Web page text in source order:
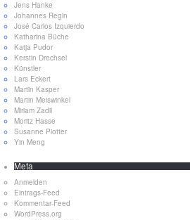
Jens Hanke
Johannes Regin
José Carlos Izquierdo
Katharina Büche
Katja Pudor
Kerstin Drechsel
Künstler
Lars Eckert
Martin Kasper
Martin Meiswinkel
Miriam Zadil
Moritz Hasse
Susanne Piotter
Yin Meng
Meta
Anmelden
Eintrags-Feed
Kommentar-Feed
WordPress.org